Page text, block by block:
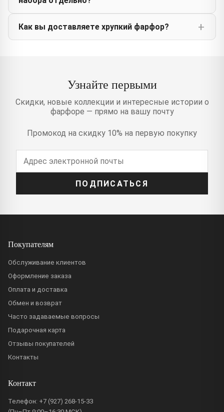
Как вы доставляете хрупкий фарфор?
Узнайте первыми
Скидки, новые коллекции и интересные истории о
фарфоре — прямо на вашу почту
Промокод на скидку 10% на первую покупку
ПОДПИСАТЬСЯ
Покупателям
Обслуживание клиентов
Оформление заказа
Оплата и доставка
Обмен и возврат
Часто задаваемые вопросы
Подарочная карта
Отзывы покупателей
Контакты
Контакт
Телефон: +7 (927) 268-15-33